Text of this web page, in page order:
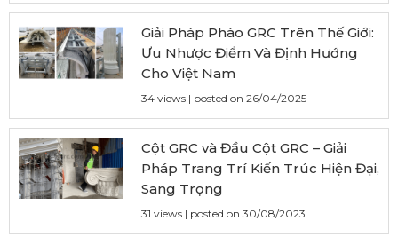
Giải Pháp Phào GRC Trên Thế Giới:
Ưu Nhược Điểm Và Định Hướng
Cho Việt Nam
34 views| posted on 26/04/2025
Cột GRC và Đầu Cột GRC – Giải
Pháp Trang Trí Kiến Trúc Hiện Đại,
Sang Trọng
31 views| posted on 30/08/2023